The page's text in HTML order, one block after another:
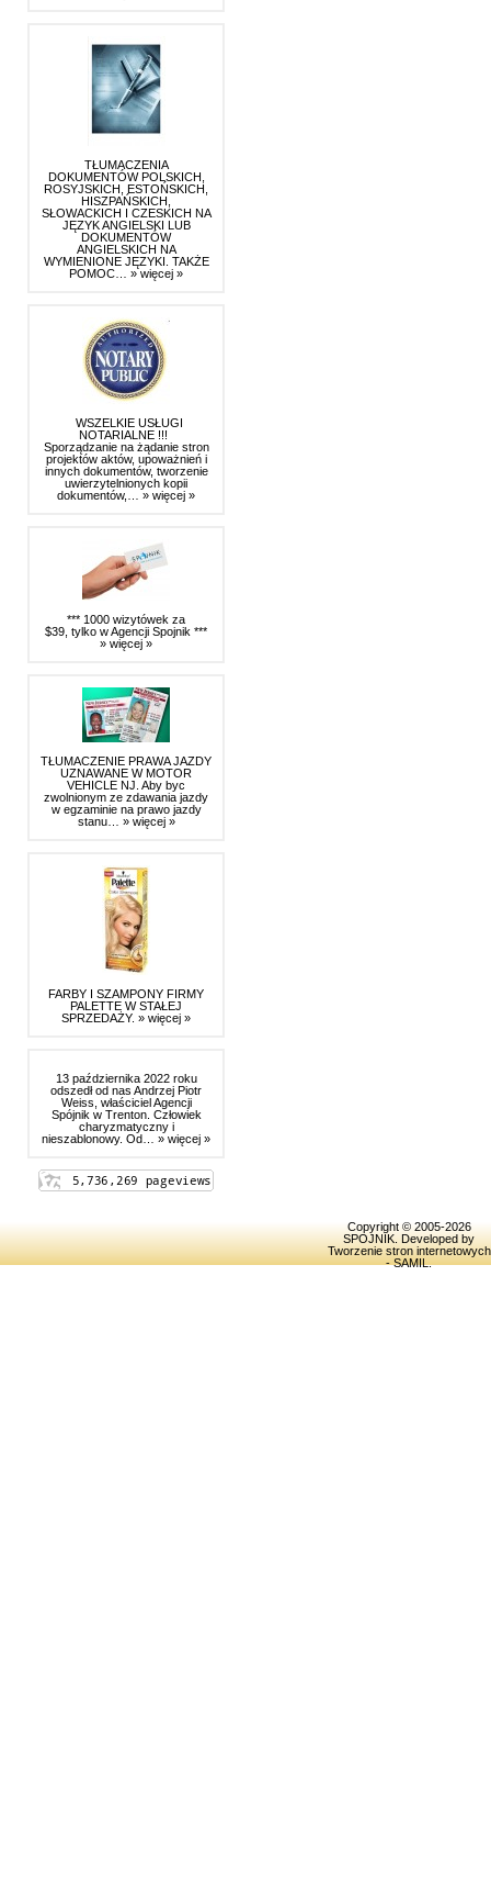
TŁUMACZENIA
DOKUMENTÓW POLSKICH,
ROSYJSKICH, ESTOŃSKICH,
HISZPAŃSKICH,
SŁOWACKICH I CZESKICH NA
JĘZYK ANGIELSKI LUB
DOKUMENTÓW
ANGIELSKICH NA
WYMIENIONE JĘZYKI. TAKŻE
POMOC… » więcej »
WSZELKIE USŁUGI
NOTARIALNE !!!
Sporządzanie na żądanie stron
projektów aktów, upoważnień i
innych dokumentów, tworzenie
uwierzytelnionych kopii
dokumentów,… » więcej »
*** 1000 wizytówek za
$39, tylko w Agencji Spojnik ***
» więcej »
TŁUMACZENIE PRAWA JAZDY
UZNAWANE W MOTOR
VEHICLE NJ. Aby byc
zwolnionym ze zdawania jazdy
w egzaminie na prawo jazdy
stanu… » więcej »
FARBY I SZAMPONY FIRMY
PALETTE W STAŁEJ
SPRZEDAŻY. » więcej »
13 października 2022 roku
odszedł od nas Andrzej Piotr
Weiss, właściciel Agencji
Spójnik w Trenton. Człowiek
charyzmatyczny i
nieszablonowy. Od… » więcej »
Copyright © 2005-2026
SPOJNIK . Developed by
Tworzenie stron internetowych
- SAMIL.